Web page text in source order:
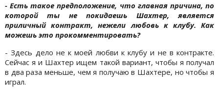
- Есть такое предположение, что главная причина, по
которой ты не покидаешь Шахтер, является
приличный контракт, нежели любовь к клубу. Как
можешь это прокомментировать?
- Здесь дело не к моей любви к клубу и не в контракте.
Сейчас я и Шахтер ищем такой вариант, чтобы я получал
в два раза меньше, чем я получаю в Шахтере, но чтобы я
играл.